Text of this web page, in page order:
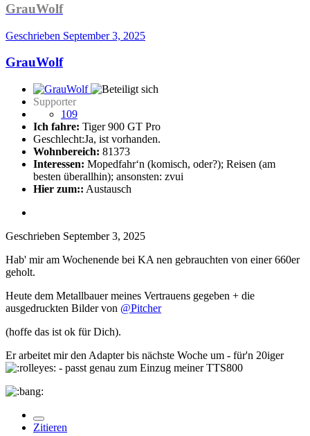
GrauWolf
Geschrieben September 3, 2025
GrauWolf
Supporter
109
Ich fahre: Tiger 900 GT Pro
Geschlecht:Ja, ist vorhanden.
Wohnbereich: 81373
Interessen: Mopedfahr‘n (komisch, oder?); Reisen (am
besten überallhin); ansonsten: zvui
Hier zum:: Austausch
Geschrieben September 3, 2025
Hab' mir am Wochenende bei KA nen gebrauchten von einer 660er
geholt.
Heute dem Metallbauer meines Vertrauens gegeben + die
ausgedruckten Bilder von @Pitcher
(hoffe das ist ok für Dich).
Er arbeitet mir den Adapter bis nächste Woche um - für'n 20iger
- passt genau zum Einzug meiner TTS800
Zitieren